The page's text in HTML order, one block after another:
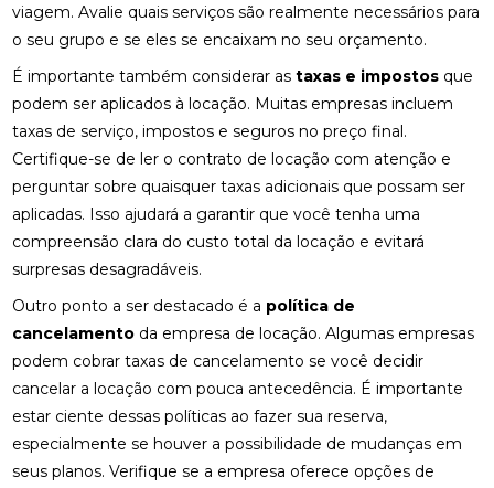
viagem. Avalie quais serviços são realmente necessários para
o seu grupo e se eles se encaixam no seu orçamento.
É importante também considerar astaxas e impostos que
podem ser aplicados à locação. Muitas empresas incluem
taxas de serviço, impostos e seguros no preço final.
Certifique-se de ler o contrato de locação com atenção e
perguntar sobre quaisquer taxas adicionais que possam ser
aplicadas. Isso ajudará a garantir que você tenha uma
compreensão clara do custo total da locação e evitará
surpresas desagradáveis.
Outro ponto a ser destacado é a política de
cancelamento da empresa de locação. Algumas empresas
podem cobrar taxas de cancelamento se você decidir
cancelar a locação com pouca antecedência. É importante
estar ciente dessas políticas ao fazer sua reserva,
especialmente se houver a possibilidade de mudanças em
seus planos. Verifique se a empresa oferece opções de